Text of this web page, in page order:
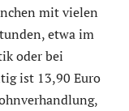
mit vielen
etwa im
oder bei
ist 13,90 Euro